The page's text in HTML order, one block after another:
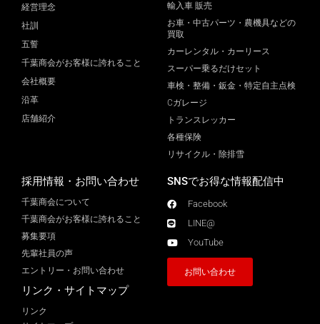
経営理念
社訓
五誓
千葉商会がお客様に誇れること
会社概要
沿革
店舗紹介
輸入車 販売
お車・中古パーツ・農機具などの
買取
カーレンタル・カーリース
スーパー乗るだけセット
車検・整備・鈑金・特定自主点検
Cガレージ
トランスレッカー
各種保険
リサイクル・除排雪
採用情報・お問い合わせ
千葉商会について
千葉商会がお客様に誇れること​
募集要項
先輩社員の声
エントリー・お問い合わせ
リンク・サイトマップ
リンク
SNSでお得な情報配信中
Facebook
LINE@
YouTube
お問い合わせ